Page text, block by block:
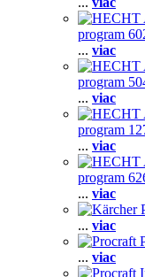
program
... viac
program
... viac
program
... viac
program
... viac
... viac
... viac